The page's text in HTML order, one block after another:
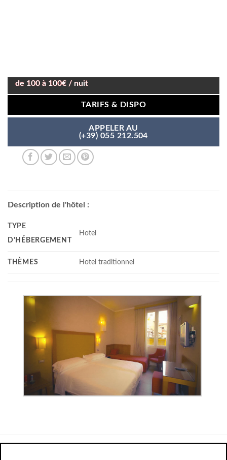
de 100 à 100€ / nuit
TARIFS & DISPO
APPELER AU
(+39) 055 212.504
Description de l'hôtel :
TYPE
D'HÉBERGEMENT
Hotel
THÈMES Hotel traditionnel